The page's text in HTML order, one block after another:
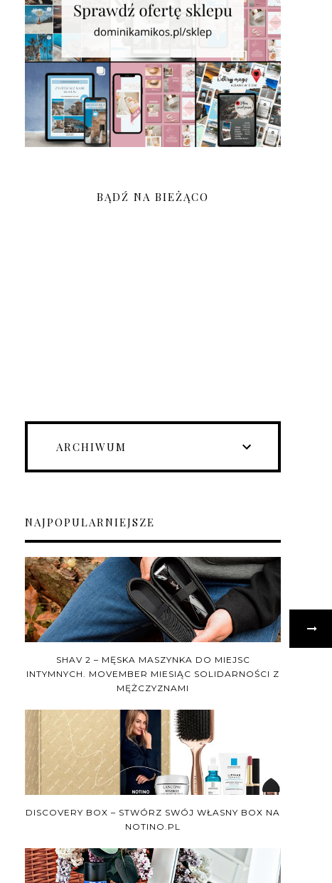
BĄDŹ NA BIEŻĄCO
ARCHIWUM
NAJPOPULARNIEJSZE
SHAV 2 – MĘSKA MASZYNKA DO MIEJSC
INTYMNYCH. MOVEMBER MIESIĄC SOLIDARNOŚCI Z
MĘŻCZYZNAMI
DISCOVERY BOX – STWÓRZ SWÓJ WŁASNY BOX NA
NOTINO.PL